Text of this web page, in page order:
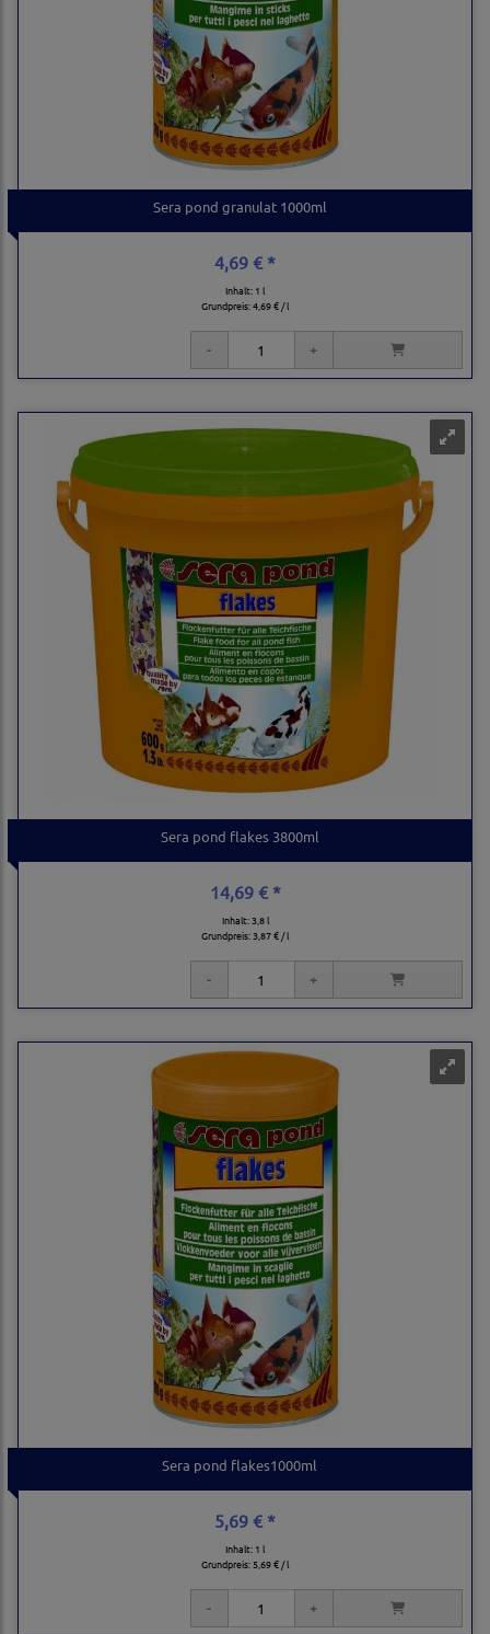
Sera pond granulat 1000ml
4,69 € *
Inhalt: 1 l
Grundpreis:4,69 € / l
Sera pond flakes 3800ml
14,69 € *
Inhalt: 3,8 l
Grundpreis:3,87 € / l
Sera pond flakes1000ml
5,69 € *
Inhalt: 1 l
Grundpreis: 5,69 € / l